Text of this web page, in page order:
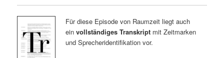
Für diese Episode von Raumzeit liegt auch
ein vollständiges Transkriptmit Zeitmarken
und Sprecheridentifikation vor.